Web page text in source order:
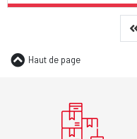
Haut de page